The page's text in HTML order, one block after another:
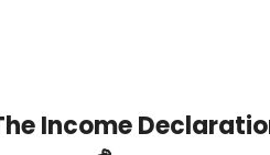
Income